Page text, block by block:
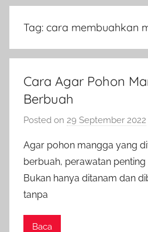
Tag: cara membuahkan
Cara Agar Pohon
Berbuah
Posted on 29 September 2022
Agar pohon mangga yang
berbuah, perawatan penting
Bukan hanya ditanam dan
tanpa
Baca